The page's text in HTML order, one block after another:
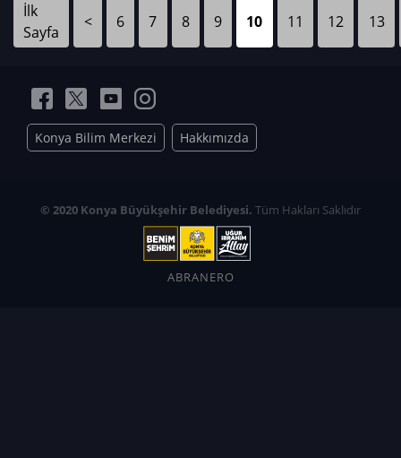
İlk
Sayfa
< 6 7 8 9 10 11 12 13
Konya Bilim Merkezi Hakkımızda
© 2020 Konya Büyükşehir Belediyesi. Tüm Hakları Saklıdır
ABRANERO